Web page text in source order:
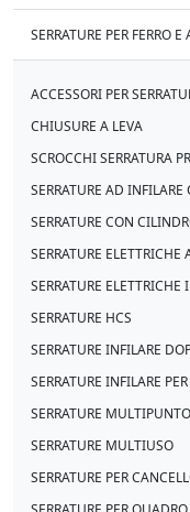
SERRATURE PER FERRO
ACCESSORI PER
CHIUSURE A LEVA
SCROCCHI SERRATURA
SERRATURE AD
SERRATURE CON
SERRATURE ELETTRICHE
SERRATURE ELETTRICHE
SERRATURE HCS
SERRATURE INFILARE
SERRATURE INFILARE
SERRATURE MULTIPUNTO
SERRATURE MULTIUSO
SERRATURE PER